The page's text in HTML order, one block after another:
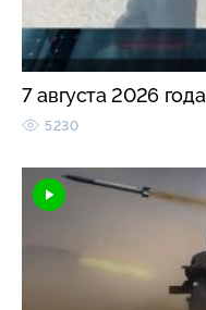
7 августа 2026 года
5230